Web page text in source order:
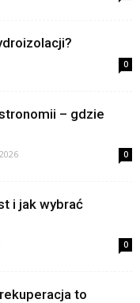
0
– gdzie
0
i jak wybrać
0
to